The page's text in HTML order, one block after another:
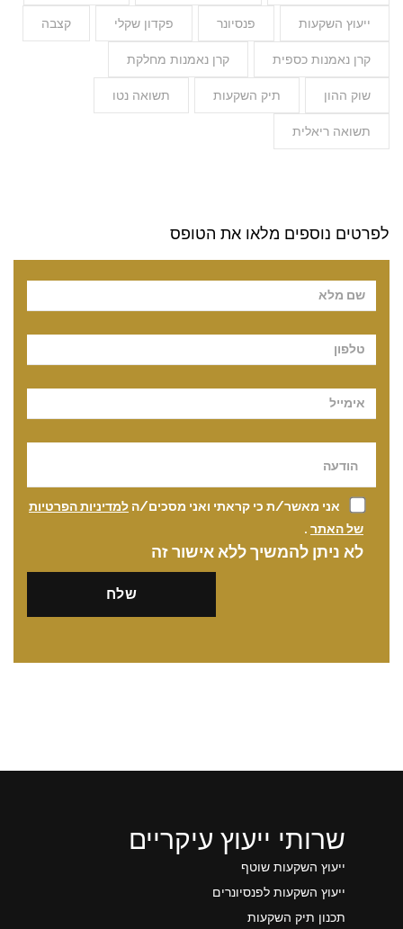
ייעוץ השקעות פנסיונר פקדון שקלי קצבה
קרן נאמנות כספית קרן נאמנות מחלקת
שוק ההון תיק השקעות תשואה נטו
תשואה ריאלית
לפרטים נוספים מלאו את הטופס
אני מאשר/ת כי קראתי ואני מסכים/ה למדיניות הפרטיות
של האתר .
לא ניתן להמשיך ללא אישור זה
שרותי ייעוץ עיקריים
ייעוץ השקעות שוטף
ייעוץ השקעות לפנסיונרים
תכנון תיק השקעות